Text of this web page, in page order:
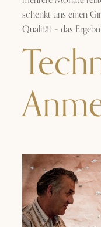
schenkt uns einen
Qualität – das